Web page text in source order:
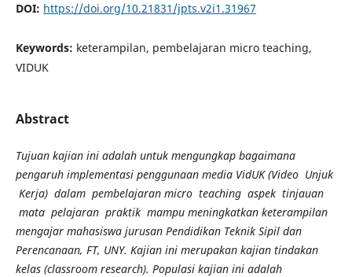
DOI: https://doi.org/10.21831/jpts.v2i1.31967
Keywords: keterampilan, pembelajaran micro teaching,
VIDUK
Abstract
Tujuan kajian ini adalah untuk mengungkap bagaimana
pengaruh implementasi penggunaan media VidUK (Video Unjuk
Kerja) dalam pembelajaran micro teaching aspek tinjauan
mata pelajaran praktik mampu meningkatkan keterampilan
mengajar mahasiswa jurusan Pendidikan Teknik Sipil dan
Perencanaan, FT, UNY. Kajian ini merupakan kajian tindakan
kelas (classroom research). Populasi kajian ini adalah